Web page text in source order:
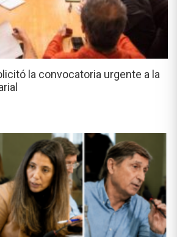
la convocatoria urgente a la